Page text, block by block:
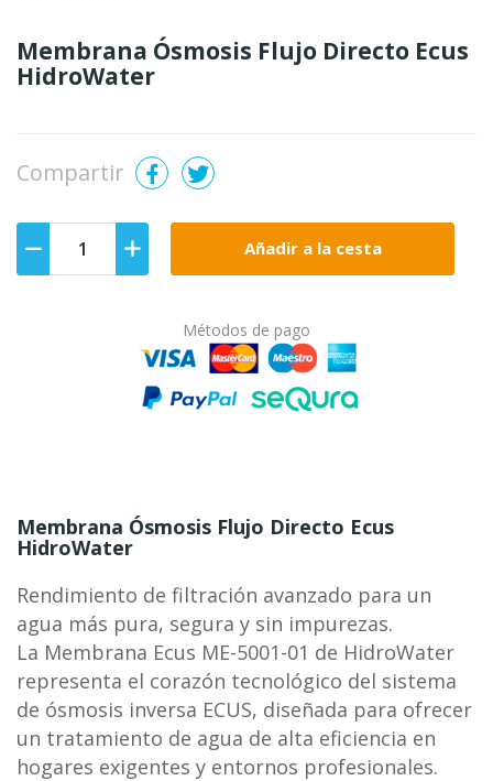
Membrana Ósmosis Flujo Directo Ecus
HidroWater
Compartir
Añadir a la cesta
Métodos de pago
Membrana Ósmosis Flujo Directo Ecus
HidroWater
Rendimiento de filtración avanzado para un
agua más pura, segura y sin impurezas.
La Membrana Ecus ME-5001-01 de HidroWater
representa el corazón tecnológico del sistema
de ósmosis inversa ECUS, diseñada para ofrecer
un tratamiento de agua de alta eficiencia en
hogares exigentes y entornos profesionales.